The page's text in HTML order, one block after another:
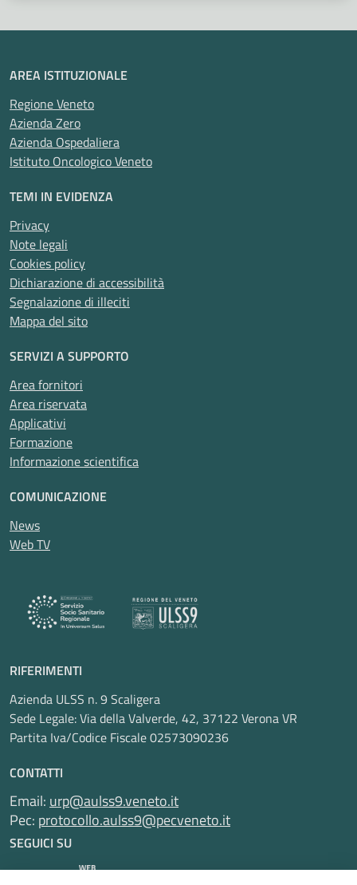
AREA ISTITUZIONALE
Regione Veneto
Azienda Zero
Azienda Ospedaliera
Istituto Oncologico Veneto
TEMI IN EVIDENZA
Privacy
Note legali
Cookies policy
Dichiarazione di accessibilità
Segnalazione di illeciti
Mappa del sito
SERVIZI A SUPPORTO
Area fornitori
Area riservata
Applicativi
Formazione
Informazione scientifica
COMUNICAZIONE
News
Web TV
RIFERIMENTI
Azienda ULSS n. 9 Scaligera
Sede Legale: Via della Valverde, 42, 37122 Verona VR
Partita Iva/Codice Fiscale 02573090236
CONTATTI
Email: urp@aulss9.veneto.it
Pec: protocollo.aulss9@pecveneto.it
SEGUICI SU